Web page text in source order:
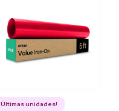
Últimas unidades!